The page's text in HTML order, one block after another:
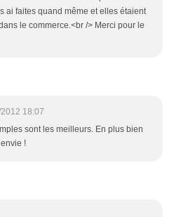
ai faites quand même et elles étaient
le commerce.<br /> Merci pour le
18:07
sont les meilleurs. En plus bien
!